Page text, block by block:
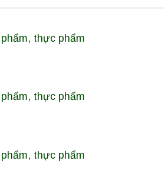
thực phẩm
thực phẩm
thực phẩm